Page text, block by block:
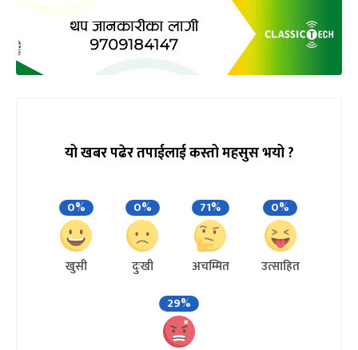
यो खबर पढेर तपाईलाई कस्तो महसुस भयो ?
0%
खुसी
0%
दुःखी
71%
अचम्मित
0%
उत्साहित
29%